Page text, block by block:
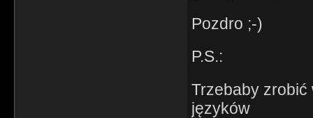
Pozdro ;-)
P.S.:
Trzebaby
języków